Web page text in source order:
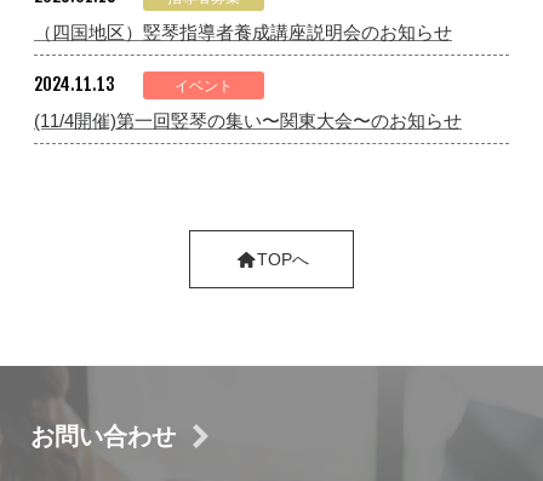
（四国地区）竪琴指導者養成講座説明会のお知らせ
2024.11.13 イベント
(11/4開催)第一回竪琴の集い〜関東大会〜のお知らせ
TOPへ
お問い合わせ